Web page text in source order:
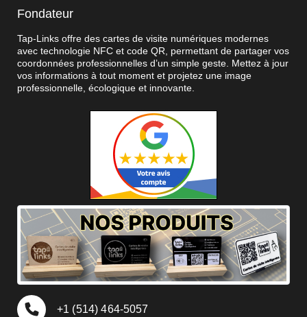
Fondateur
Tap-Links offre des cartes de visite numériques modernes
avec technologie NFC et code QR, permettant de partager vos
coordonnées professionnelles d’un simple geste. Mettez à jour
vos informations à tout moment et projetez une image
professionnelle, écologique et innovante.
+1 (514) 464-5057